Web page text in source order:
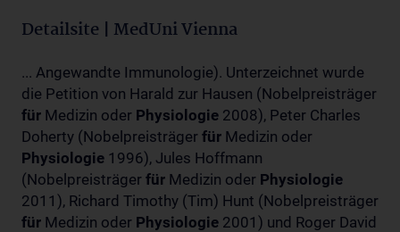
Detailsite | MedUni Vienna
... Angewandte Immunologie). Unterzeichnet wurde
die Petition von Harald zur Hausen (Nobelpreisträger
für Medizin oder Physiologie 2008), Peter Charles
Doherty (Nobelpreisträger für Medizin oder
Physiologie 1996), Jules Hoffmann
(Nobelpreisträger für Medizin oder Physiologie
2011), Richard Timothy (Tim) Hunt (Nobelpreisträger
für Medizin oder Physiologie 2001) und Roger David